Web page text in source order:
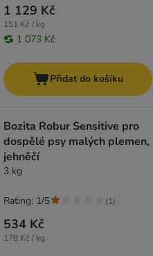
1 129 Kč
151 Kč / kg
1 073 Kč
Přidat do košíku
Bozita Robur Sensitive pro
dospělé psy malých plemen,
jehněčí
3 kg
534 Kč
178 Kč / kg
Rating: 1/5 (1)